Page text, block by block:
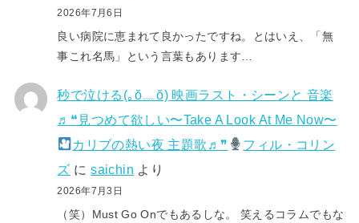
2026年7月6日
良い病院に恵まれて良かったですね。とはいえ、「無
事これ名馬」という言葉もあります…
秒で泣ける(⁠｡⁠ŏ⁠﹏⁠ŏ⁠) 映画ラスト・シーンと 音楽
♬❝見つめて欲しい〜Take A Look At Me Now〜
カリブの熱い夜 主題歌♬❞
フィル・コリン
ズ にsaichin より
2026年7月3日
（笑）Must Go Onでもあるしな。 笑えるコラムでもな